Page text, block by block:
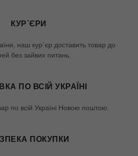
КУР`ЄРИ
наш кур`єр доставить товар до
без зайвих питань.
ПО ВСІЙ УКРАЇНІ
по всій Україні Новою поштою.
ПОКУПКИ